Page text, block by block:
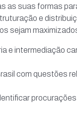
as suas formas
e
sejam
e intermediação
com questões